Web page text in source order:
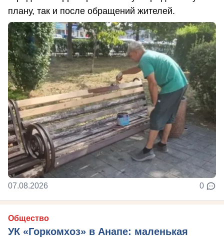
плану, так и после обращений жителей.
07.08.2026 0
Общество
УК «Горкомхоз» в Анапе: маленькая